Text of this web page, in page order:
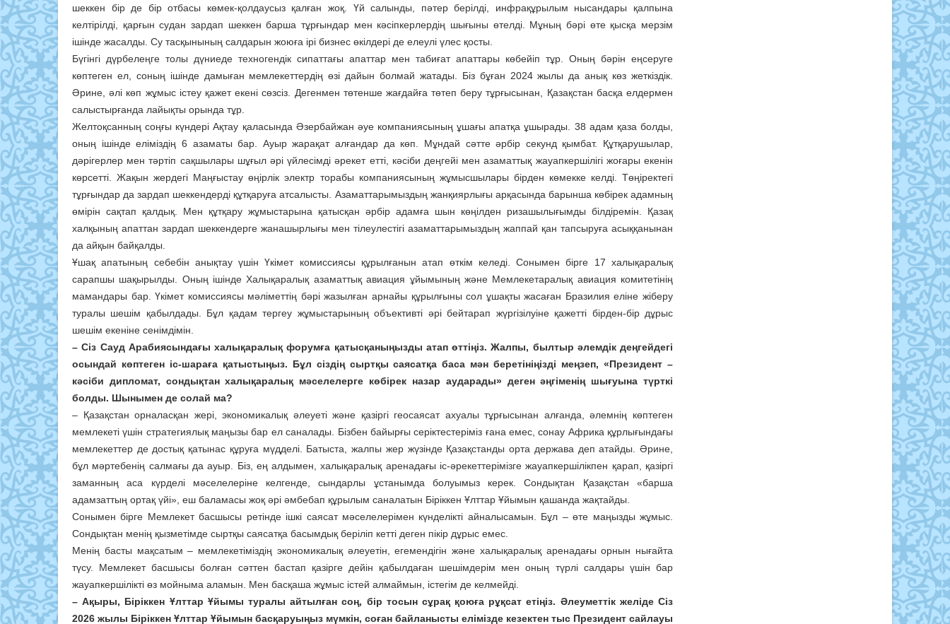
шеккен бір де бір отбасы көмек-қолдаусыз қалған жоқ. Үй салынды, пәтер берілді, инфрақұрылым нысандары қалпына
келтірілді, қарғын судан зардап шеккен барша тұрғындар мен кәсіпкерлердің шығыны өтелді. Мұның бәрі өте қысқа мерзім
ішінде жасалды. Су тасқынының салдарын жоюға ірі бизнес өкілдері де елеулі үлес қосты.
Бүгінгі дүрбелеңге толы дүниеде техногендік сипаттағы апаттар мен табиғат апаттары көбейіп тұр. Оның бәрін еңсеруге
көптеген ел, соның ішінде дамыған мемлекеттердің өзі дайын болмай жатады. Біз бұған 2024 жылы да анық көз жеткіздік.
Әрине, әлі көп жұмыс істеу қажет екені сөзсіз. Дегенмен төтенше жағдайға төтеп беру тұрғысынан, Қазақстан басқа елдермен
салыстырғанда лайықты орында тұр.
Желтоқсанның соңғы күндері Ақтау қаласында Әзербайжан әуе компаниясының ұшағы апатқа ұшырады. 38 адам қаза болды,
оның ішінде еліміздің 6 азаматы бар. Ауыр жарақат алғандар да көп. Мұндай сәтте әрбір секунд қымбат. Құтқарушылар,
дәрігерлер мен тәртіп сақшылары шұғыл әрі үйлесімді әрекет етті, кәсіби деңгейі мен азаматтық жауапкершілігі жоғары екенін
көрсетті. Жақын жердегі Маңғыстау өңірлік электр торабы компаниясының жұмысшылары бірден көмекке келді. Төңіректегі
тұрғындар да зардап шеккендерді құтқаруға атсалысты. Азаматтарымыздың жанқиярлығы арқасында барынша көбірек адамның
өмірін сақтап қалдық. Мен құтқару жұмыстарына қатысқан әрбір адамға шын көңілден ризашылығымды білдіремін. Қазақ
халқының апаттан зардап шеккендерге жанашырлығы мен тілеулестігі азаматтарымыздың жаппай қан тапсыруға асыққанынан
да айқын байқалды.
Ұшақ апатының себебін анықтау үшін Үкімет комиссиясы құрылғанын атап өткім келеді. Сонымен бірге 17 халықаралық
сарапшы шақырылды. Оның ішінде Халықаралық азаматтық авиация ұйымының және Мемлекетаралық авиация комитетінің
мамандары бар. Үкімет комиссиясы мәліметтің бәрі жазылған арнайы құрылғыны сол ұшақты жасаған Бразилия еліне жіберу
туралы шешім қабылдады. Бұл қадам тергеу жұмыстарының объективті әрі бейтарап жүргізілуіне қажетті бірден-бір дұрыс
шешім екеніне сенімдімін.
– Сіз Сауд Арабиясындағы халықаралық форумға қатысқаныңызды атап өттіңіз. Жалпы, былтыр әлемдік деңгейдегі
осындай көптеген іс-шараға қатыстыңыз. Бұл сіздің сыртқы саясатқа баса мән беретініңізді меңзеп, «Президент –
кәсіби дипломат, сондықтан халықаралық мәселелерге көбірек назар аударады» деген әңгіменің шығуына түрткі
болды. Шынымен де солай ма?
– Қазақстан орналасқан жері, экономикалық әлеуеті және қазіргі геосаясат ахуалы тұрғысынан алғанда, әлемнің көптеген
мемлекеті үшін стратегиялық маңызы бар ел саналады. Бізбен байырғы серіктестеріміз ғана емес, сонау Африка құрлығындағы
мемлекеттер де достық қатынас құруға мүдделі. Батыста, жалпы жер жүзінде Қазақстанды орта держава деп атайды. Әрине,
бұл мәртебенің салмағы да ауыр. Біз, ең алдымен, халықаралық аренадағы іс-әрекеттерімізге жауапкершілікпен қарап, қазіргі
заманның аса күрделі мәселелеріне келгенде, сындарлы ұстанымда болуымыз керек. Сондықтан Қазақстан «барша
адамзаттың ортақ үйі», еш баламасы жоқ әрі әмбебап құрылым саналатын Біріккен Ұлттар Ұйымын қашанда жақтайды.
Сонымен бірге Мемлекет басшысы ретінде ішкі саясат мәселелерімен күнделікті айналысамын. Бұл – өте маңызды жұмыс.
Сондықтан менің қызметімде сыртқы саясатқа басымдық беріліп кетті деген пікір дұрыс емес.
Менің басты мақсатым – мемлекетіміздің экономикалық әлеуетін, егемендігін және халықаралық аренадағы орнын нығайта
түсу. Мемлекет басшысы болған сәттен бастап қазірге дейін қабылдаған шешімдерім мен оның түрлі салдары үшін бар
жауапкершілікті өз мойныма аламын. Мен басқаша жұмыс істей алмаймын, істегім де келмейді.
– Ақыры, Біріккен Ұлттар Ұйымы туралы айтылған соң, бір тосын сұрақ қоюға рұқсат етіңіз. Әлеуметтік желіде Сіз
2026 жылы Біріккен Ұлттар Ұйы­мын басқаруыңыз мүмкін, соған байланысты елімізде кезектен тыс Президент сайлауы